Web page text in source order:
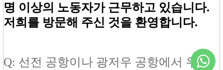
명 이상의 노동자가 근무하고 있습니다.
저희를 방문해 주신 것을 환영합니다.
Q: 선전 공항이나 광저우 공항에서 우리